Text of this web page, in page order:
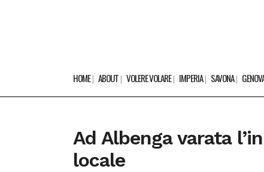
HOME ABOUT VOLERE VOLARE IMPERIA SAVONA
Ad Albenga varata
locale